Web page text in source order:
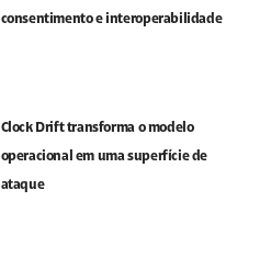
consentimento e interoperabilidade
Clock Drift transforma o modelo
operacional em uma superfície de
ataque